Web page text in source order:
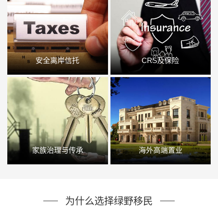
安全离岸信托 CRS及保险
家族治理与传承 海外高端置业
为什么选择绿野移民